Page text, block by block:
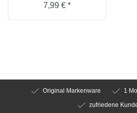
7,99 € *
Original Markenware
1
zufriedene